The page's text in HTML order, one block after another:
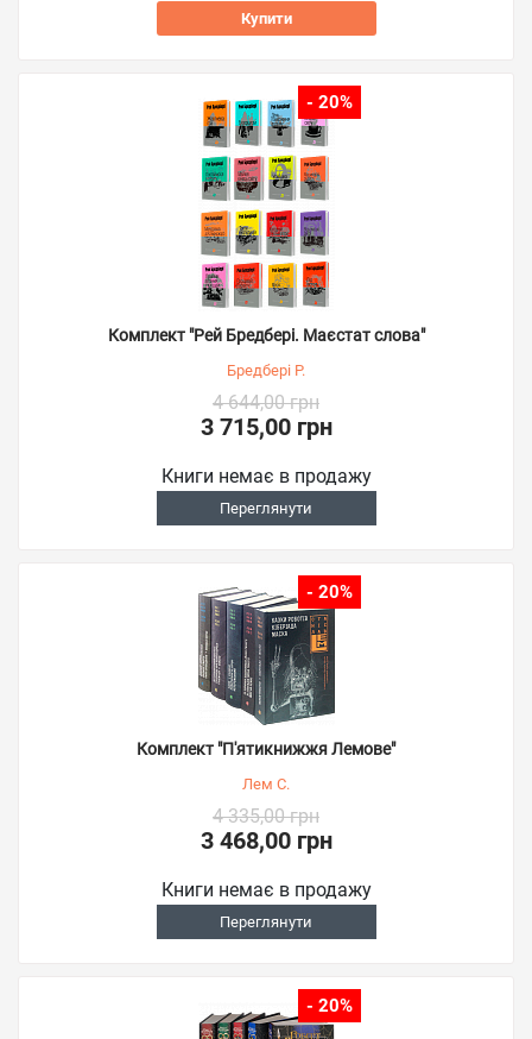
Купити
- 20%
Комплект "Рей Бредбері. Маєстат слова"
Бредбері Р.
4 644,00 грн
3 715,00 грн
Книги немає в продажу
Переглянути
- 20%
Комплект "П'ятикнижжя Лемове"
Лем С.
4 335,00 грн
3 468,00 грн
Книги немає в продажу
Переглянути
- 20%